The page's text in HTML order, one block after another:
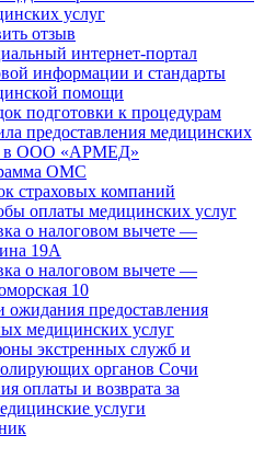
услуг
отзыв
интернет-портал
информации и стандарты
помощи
подготовки к процедурам
предоставления медицинских
в ООО «АРМЕД»
ОМС
страховых компаний
оплаты медицинских услуг
о налоговом вычете —
19А
о налоговом вычете —
10
ожидания предоставления
медицинских услуг
экстренных служб и
органов Сочи
оплаты и возврата за
услуги